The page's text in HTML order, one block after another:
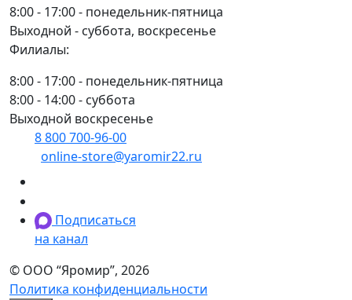
8:00 - 17:00 - понедельник-пятница
Выходной - суббота, воскресенье
Филиалы:
8:00 - 17:00 - понедельник-пятница
8:00 - 14:00 - суббота
Выходной воскресенье
8 800 700-96-00
online-store@yaromir22.ru
Подписаться
на канал
© ООО “Яромир”, 2026
Политика конфиденциальности